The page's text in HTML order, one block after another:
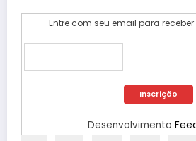
Entre com seu email para
Desenvolvimento